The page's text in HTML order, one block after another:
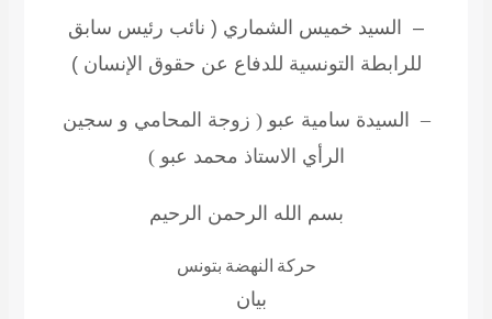
– السيد خميس الشماري ( نائب رئيس سابق
للرابطة التونسية للدفاع عن حقوق الإنسان )
– السيدة سامية عبو ( زوجة المحامي و سجين
الرأي الاستاذ محمد عبو )
بسم الله الرحمن الرحيم
حركة النهضة بتونس
بيان